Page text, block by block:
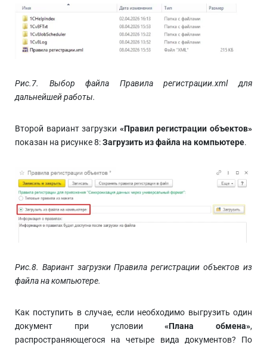
Рис.7. Выбор файла Правила регистрации.xml для
дальнейшей работы.
Второй вариант загрузки «Правил регистрации объектов»
показан на рисунке 8:Загрузить из файла на компьютере.
Рис.8. Вариант загрузки Правила регистрации объектов из
файла на компьютере.
Как поступить в случае, если необходимо выгрузить один
документ при условии«Плана обмена»,
распространяющегося на четыре вида документов? По